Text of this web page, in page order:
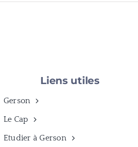
Liens utiles
Gerson
Le Cap
Etudier à Gerson